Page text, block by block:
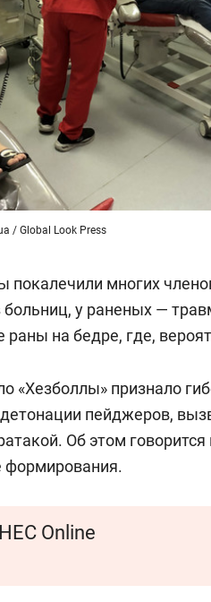
/ Global Look Press
многих
больниц, у раненых —
на бедре, где,
«Хезболлы» признало
пейджеров,
Об этом
формирования.
Online